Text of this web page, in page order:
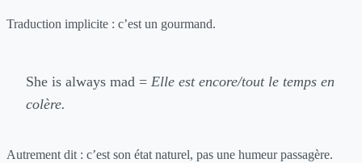
Traduction implicite : c’est un gourmand.
She is always mad = Elle est encore/tout le temps en
colère.
Autrement dit : c’est son état naturel, pas une humeur passagère.